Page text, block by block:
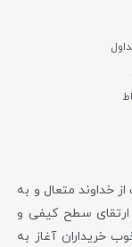
در سال 1378 با استعانت از خداوند متعال و به
ارتقای سطح کیفی و
خریداران آغاز به